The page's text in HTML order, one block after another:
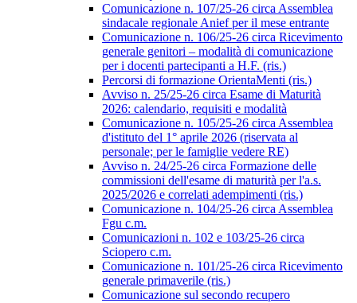
Comunicazione n. 107/25-26 circa Assemblea
sindacale regionale Anief per il mese entrante
Comunicazione n. 106/25-26 circa Ricevimento
generale genitori – modalità di comunicazione
per i docenti partecipanti a H.F. (ris.)
Percorsi di formazione OrientaMenti (ris.)
Avviso n. 25/25-26 circa Esame di Maturità
2026: calendario, requisiti e modalità
Comunicazione n. 105/25-26 circa Assemblea
d'istituto del 1° aprile 2026 (riservata al
personale; per le famiglie vedere RE)
Avviso n. 24/25-26 circa Formazione delle
commissioni dell'esame di maturità per l'a.s.
2025/2026 e correlati adempimenti (ris.)
Comunicazione n. 104/25-26 circa Assemblea
Fgu c.m.
Comunicazioni n. 102 e 103/25-26 circa
Sciopero c.m.
Comunicazione n. 101/25-26 circa Ricevimento
generale primaverile (ris.)
Comunicazione sul secondo recupero